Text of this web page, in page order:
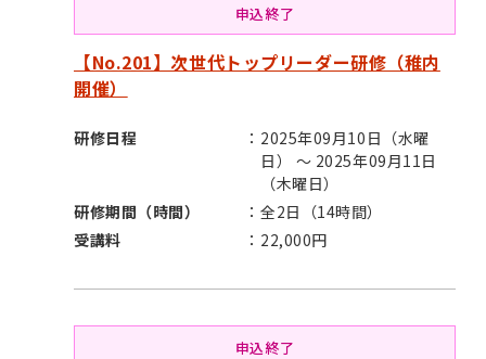
申込終了
【No.201】次世代トップリーダー研修（稚内
開催）
研修日程
2025年09月10日（水曜
日） ～ 2025年09月11日
（木曜日）
研修期間（時間）
全2日（14時間）
受講料
22,000円
申込終了